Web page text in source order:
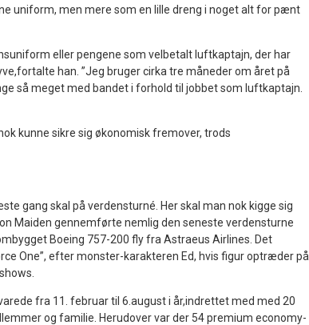
uniform, men mere som en lille dreng i noget alt for pænt
eller pengene som velbetalt luftkaptajn, der har
han. ”Jeg bruger cirka tre måneder om året på
så meget med bandet i forhold til jobbet som luftkaptajn.
kunne sikre sig økonomisk fremover, trods
gang skal på verdensturné. Her skal man nok kigge sig
Maiden gennemførte nemlig den seneste verdensturne
Boeing 757-200 fly fra Astraeus Airlines. Det
One”, efter monster-karakteren Ed, hvis figur optræder på
fra 11. februar til 6.august i år,indrettet med med 20
og familie. Herudover var der 54 premium economy-